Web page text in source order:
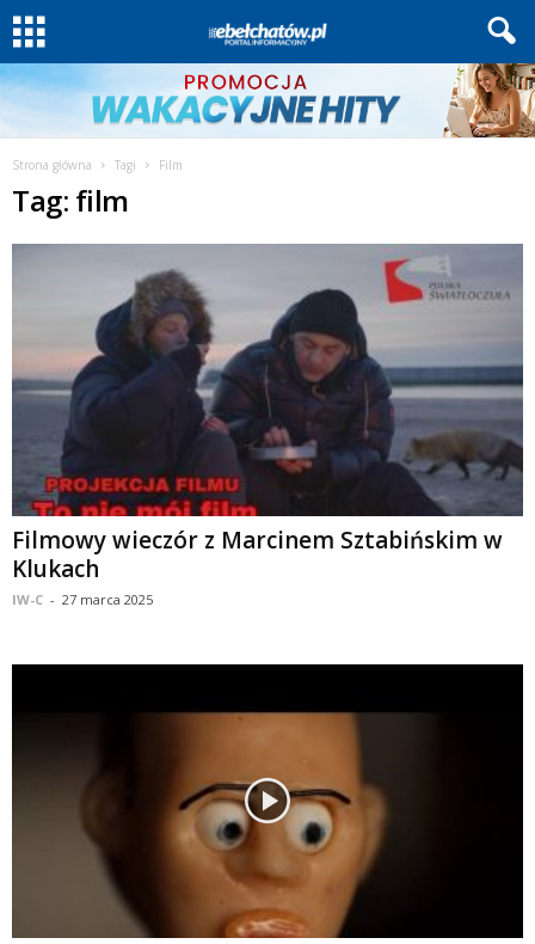
Strona główna Tagi Film
Tag: film
Filmowy wieczór z Marcinem Sztabińskim w
Klukach
IW-C - 27 marca 2025